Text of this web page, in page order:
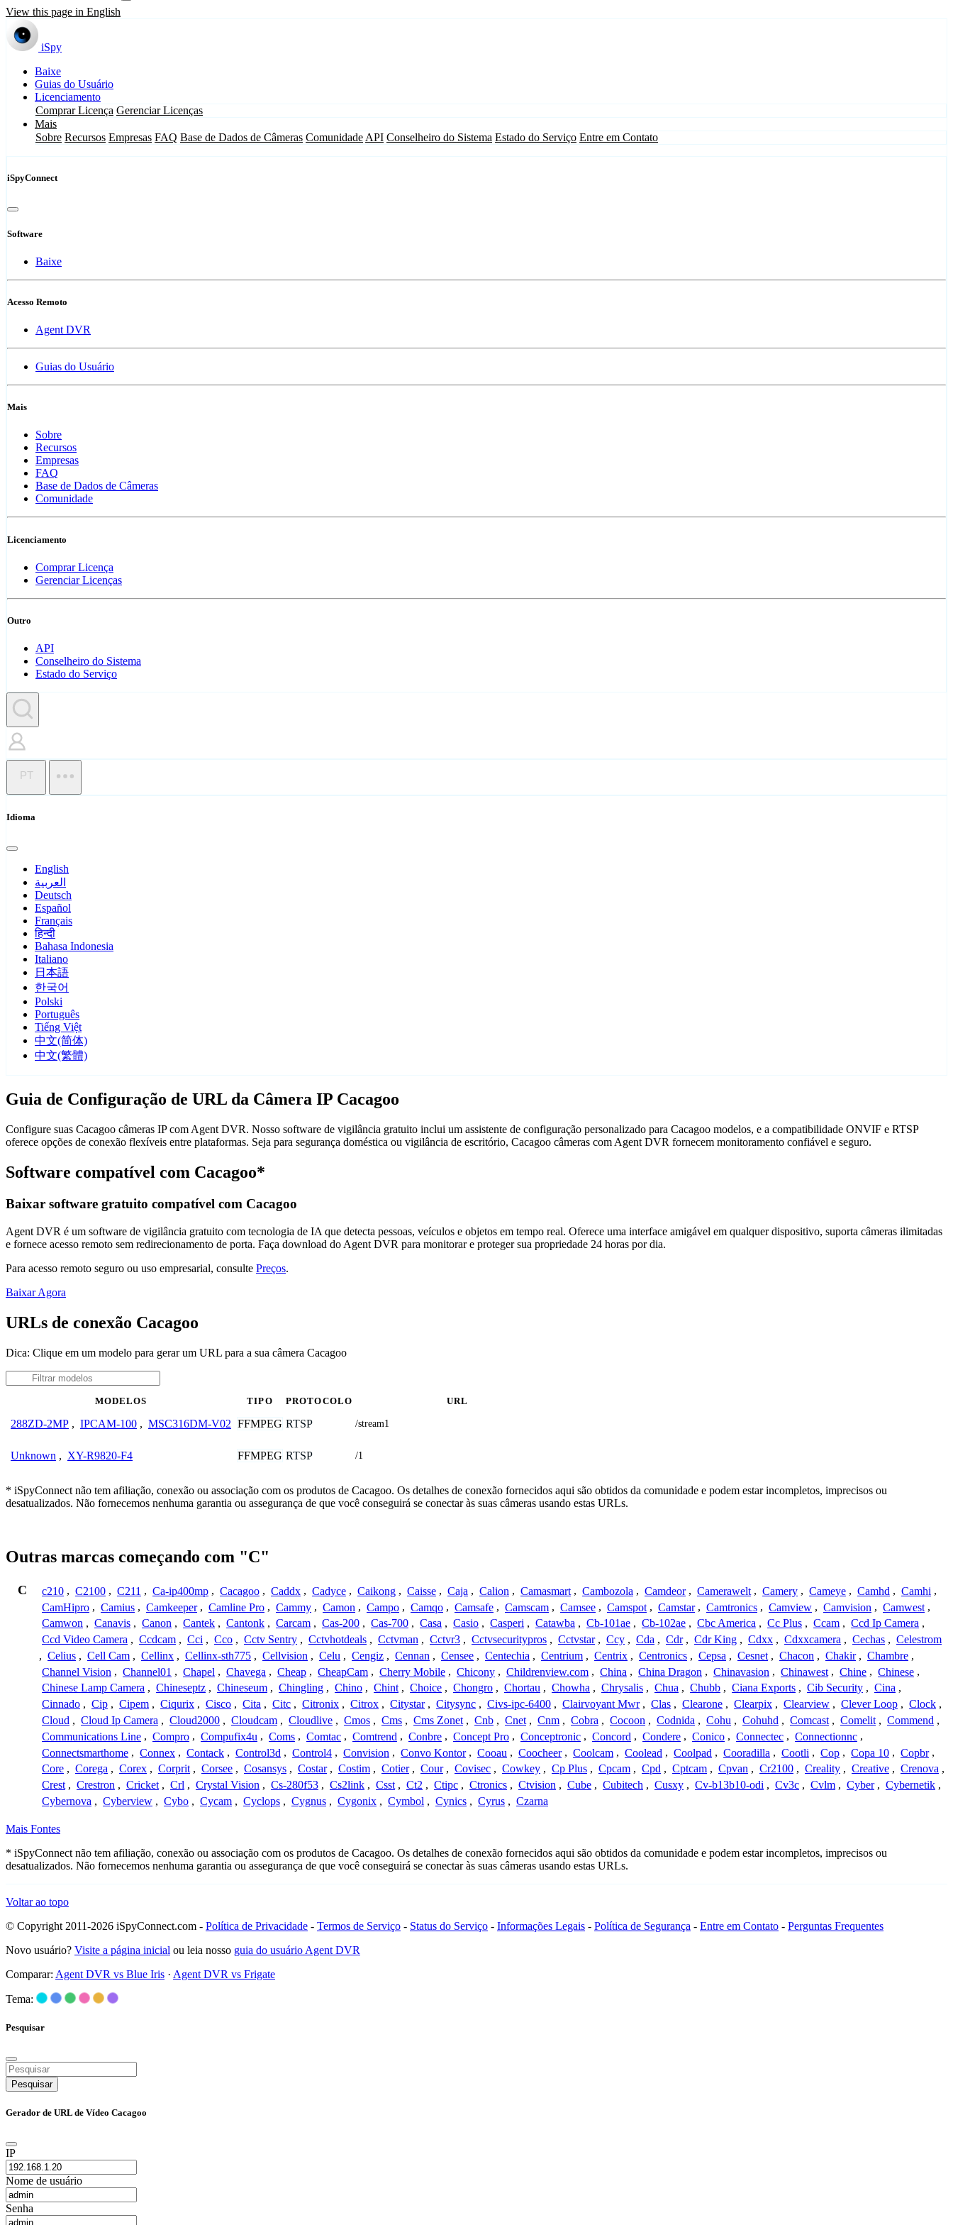
View this page in English
iSpy
Baixe
Guias do Usuário
Licenciamento
Comprar Licença Gerenciar Licenças
Mais
Sobre Recursos Empresas FAQ Base de Dados de Câmeras Comunidade API Conselheiro do Sistema Estado do Serviço Entre em Contato
iSpyConnect
Software
Baixe
Acesso Remoto
Agent DVR
Guias do Usuário
Mais
Sobre
Recursos
Empresas
FAQ
Base de Dados de Câmeras
Comunidade
Licenciamento
Comprar Licença
Gerenciar Licenças
Outro
API
Conselheiro do Sistema
Estado do Serviço
PT
Idioma
English
العربية
Deutsch
Español
Français
हिन्दी
Bahasa Indonesia
Italiano
日本語
한국어
Polski
Português
Tiếng Việt
中文(简体)
中文(繁體)
Guia de Configuração de URL da Câmera IP Cacagoo
Configure suas Cacagoo câmeras IP com Agent DVR. Nosso software de vigilância gratuito inclui um assistente de configuração personalizado para Cacagoo modelos, e a compatibilidade ONVIF e RTSP
oferece opções de conexão flexíveis entre plataformas. Seja para segurança doméstica ou vigilância de escritório, Cacagoo câmeras com Agent DVR fornecem monitoramento confiável e seguro.
Software compatível com Cacagoo*
Baixar software gratuito compatível com Cacagoo
Agent DVR é um software de vigilância gratuito com tecnologia de IA que detecta pessoas, veículos e objetos em tempo real. Oferece uma interface amigável em qualquer dispositivo, suporta câmeras ilimitadas
e fornece acesso remoto sem redirecionamento de porta. Faça download do Agent DVR para monitorar e proteger sua propriedade 24 horas por dia.
Para acesso remoto seguro ou uso empresarial, consulte Preços.
Baixar Agora
URLs de conexão Cacagoo
Dica: Clique em um modelo para gerar um URL para a sua câmera Cacagoo
MODELOS TIPO PROTOCOLO URL
288ZD-2MP , IPCAM-100 , MSC316DM-V02 FFMPEG RTSP /stream1
Unknown , XY-R9820-F4 FFMPEG RTSP /1
* iSpyConnect não tem afiliação, conexão ou associação com os produtos de Cacagoo. Os detalhes de conexão fornecidos aqui são obtidos da comunidade e podem estar incompletos, imprecisos ou
desatualizados. Não fornecemos nenhuma garantia ou assegurança de que você conseguirá se conectar às suas câmeras usando estas URLs.
Outras marcas começando com "C"
C c210 , C2100 , C211 , Ca-ip400mp , Cacagoo , Caddx , Cadyce , Caikong , Caisse , Caja , Calion , Camasmart , Cambozola , Camdeor , Camerawelt , Camery , Cameye , Camhd , Camhi ,
CamHipro , Camius , Camkeeper , Camline Pro , Cammy , Camon , Campo , Camqo , Camsafe , Camscam , Camsee , Camspot , Camstar , Camtronics , Camview , Camvision , Camwest ,
Camwon , Canavis , Canon , Cantek , Cantonk , Carcam , Cas-200 , Cas-700 , Casa , Casio , Casperi , Catawba , Cb-101ae , Cb-102ae , Cbc America , Cc Plus , Ccam , Ccd Ip Camera ,
Ccd Video Camera , Ccdcam , Cci , Cco , Cctv Sentry , Cctvhotdeals , Cctvman , Cctvr3 , Cctvsecuritypros , Cctvstar , Ccy , Cda , Cdr , Cdr King , Cdxx , Cdxxcamera , Cechas , Celestrom
, Celius , Cell Cam , Cellinx , Cellinx-sth775 , Cellvision , Celu , Cengiz , Cennan , Censee , Centechia , Centrium , Centrix , Centronics , Cepsa , Cesnet , Chacon , Chakir , Chambre ,
Channel Vision , Channel01 , Chapel , Chavega , Cheap , CheapCam , Cherry Mobile , Chicony , Childrenview.com , China , China Dragon , Chinavasion , Chinawest , Chine , Chinese ,
Chinese Lamp Camera , Chineseptz , Chineseum , Chingling , Chino , Chint , Choice , Chongro , Chortau , Chowha , Chrysalis , Chua , Chubb , Ciana Exports , Cib Security , Cina ,
Cinnado , Cip , Cipem , Ciqurix , Cisco , Cita , Citc , Citronix , Citrox , Citystar , Citysync , Civs-ipc-6400 , Clairvoyant Mwr , Clas , Clearone , Clearpix , Clearview , Clever Loop , Clock ,
Cloud , Cloud Ip Camera , Cloud2000 , Cloudcam , Cloudlive , Cmos , Cms , Cms Zonet , Cnb , Cnet , Cnm , Cobra , Cocoon , Codnida , Cohu , Cohuhd , Comcast , Comelit , Commend ,
Communications Line , Compro , Compufix4u , Coms , Comtac , Comtrend , Conbre , Concept Pro , Conceptronic , Concord , Condere , Conico , Connectec , Connectionnc ,
Connectsmarthome , Connex , Contack , Control3d , Control4 , Convision , Convo Kontor , Cooau , Coocheer , Coolcam , Coolead , Coolpad , Cooradilla , Cootli , Cop , Copa 10 , Copbr ,
Core , Corega , Corex , Corprit , Corsee , Cosansys , Costar , Costim , Cotier , Cour , Covisec , Cowkey , Cp Plus , Cpcam , Cpd , Cptcam , Cpvan , Cr2100 , Creality , Creative , Crenova ,
Crest , Crestron , Cricket , Crl , Crystal Vision , Cs-280f53 , Cs2link , Csst , Ct2 , Ctipc , Ctronics , Ctvision , Cube , Cubitech , Cusxy , Cv-b13b10-odi , Cv3c , Cvlm , Cyber , Cybernetik ,
Cybernova , Cyberview , Cybo , Cycam , Cyclops , Cygnus , Cygonix , Cymbol , Cynics , Cyrus , Czarna
Mais Fontes
* iSpyConnect não tem afiliação, conexão ou associação com os produtos de Cacagoo. Os detalhes de conexão fornecidos aqui são obtidos da comunidade e podem estar incompletos, imprecisos ou
desatualizados. Não fornecemos nenhuma garantia ou assegurança de que você conseguirá se conectar às suas câmeras usando estas URLs.
Voltar ao topo
© Copyright 2011-2026 iSpyConnect.com - Política de Privacidade - Termos de Serviço - Status do Serviço - Informações Legais - Política de Segurança - Entre em Contato - Perguntas Frequentes
Novo usuário? Visite a página inicial ou leia nosso guia do usuário Agent DVR
Comparar: Agent DVR vs Blue Iris · Agent DVR vs Frigate
Tema:
Pesquisar
Pesquisar
Gerador de URL de Vídeo Cacagoo
IP
Nome de usuário
Senha